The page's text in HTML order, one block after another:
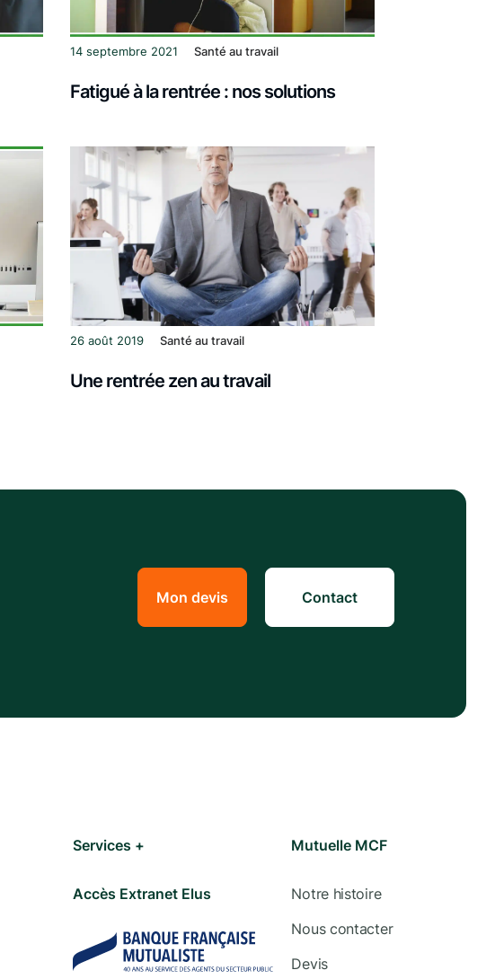
14 septembre 2021 Santé au travail
Fatigué à la rentrée : nos solutions
26 août 2019 Santé au travail
Une rentrée zen au travail
Mon devis Contact
Services +
Accès Extranet Elus
Mutuelle MCF
Notre histoire
Nous contacter
Devis